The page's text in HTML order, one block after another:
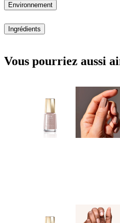
Environnement
Ingrédients
Vous pourriez aussi